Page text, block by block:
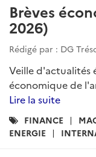
Brèves
2026)
Rédigé par : DG
Veille d'actualités
économique de
Lire la suite
Catégories
:
FINANCE
ENERGIE